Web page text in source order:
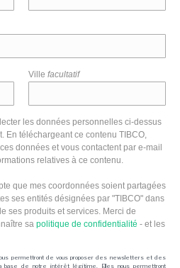
Ville facultatif
les données personnelles ci-dessus
En téléchargeant ce contenu TIBCO,
données et vous contactent par e-mail
relatives à ce contenu.
que mes coordonnées soient partagées
ses entités désignées par "TIBCO" dans
ses produits et services. Merci de
sa politique de confidentialité - et les
permettront de vous proposer des newsletters et des
de notre intérêt légitime. Elles nous permettront